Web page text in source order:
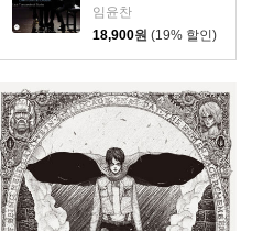
이번 콩쿠르 실황 녹
음]
임윤찬
18,900원 (19% 할인)